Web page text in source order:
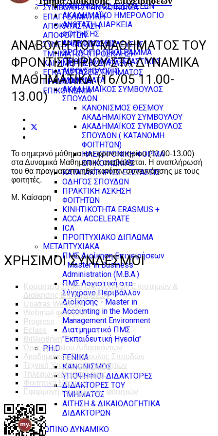
ΣΥΜΒΟΛΗ ΣΤΗΝ ΚΟΙΝΩΝΙΑ
ΕΠΑΓΓΕΛΜΑΤΙΚΗ
ΑΠΟΚΑΤΑΣΤΑΣΗ
ΑΠΟΦΟΙΤΩΝ
ΣΥΝΕΔΡΙΑΣΕΙΣ ΣΥΝΕΛΕΥΣΗΣ
ΤΜΗΜΑΤΟΣ (ΠΡΟΣΚΛΗΣΗ
ΚΑΙ ΗΜΕΡΗΣΙΑ ΔΙΑΤΑΞΗ)
ΕΓΚΑΤΑΣΤΑΣΕΙΣ ΤΜΗΜΑΤΟΣ
ΓΡΑΜΜΑΤΕΙΑ -
ΕΠΙΚΟΙΝΩΝΙΑ
ΚΑΝΟΝΙΣΜΟΣ ΕΞΕΤΑΣΕΩΝ
ΑΚΑΔΗΜΑΪΚΟ ΗΜΕΡΟΛΟΓΙΟ
ΑΝΩΤΑΤΗ ΔΙΑΡΚΕΙΑ
ΦΟΙΤΗΣΗΣ
ΑΝΑΚΟΙΝΩΣΕΙΣ
ΩΡΟΛΟΓΙΟ ΠΡΟΓΡΑΜΜΑ
ΠΡΟΓΡΑΜΜΑ ΕΞΕΤΑΣΤΙΚΗΣ
ΑΙΘΟΥΣΙΟΛΟΓΙΟ
ΜΑΘΗΜΑΤΑ
ΑΚΑΔΗΜΑΪΚΟΣ ΣΥΜΒΟΥΛΟΣ
ΣΠΟΥΔΩΝ
ΚΑΝΟΝΙΣΜΟΣ ΘΕΣΜΟΥ
ΑΚΑΔΗΜΑΪΚΟΥ ΣΥΜΒΟΥΛΟΥ
ΑΚΑΔΗΜΑΪΚΟΣ ΣΥΜΒΟΥΛΟΣ
ΣΠΟΥΔΩΝ ( ΚΑΤΑΝΟΜΗ
ΦΟΙΤΗΤΩΝ)
ΗΛΕΚΤΡΟΝΙΚΗ ΦΟΡΜΑ
ΕΠΙΚΟΙΝΩΝΙΑΣ
ΚΑΤΑΤΑΚΤΗΡΙΕΣ ΕΞΕΤΑΣΕΙΣ
ΟΔΗΓΟΣ ΣΠΟΥΔΩΝ
ΠΡΑΚΤΙΚΗ ΑΣΚΗΣΗ
ΦΟΙΤΗΤΩΝ
ΚΙΝΗΤΙΚΟΤΗΤΑ ERASMUS +
ACCA ACCELERATE
ICA
ΠΡΟΠΤΥΧΙΑΚΟ ΔΙΠΛΩΜΑ
ΜΕΤΑΠΤΥΧΙΑΚΑ
ΠΜΣ Διοίκηση Επιχειρήσεων
- Master in Business
Administration (M.B.A.)
ΠΜΣ Λογιστική στο
Σύγχρονο Περιβάλλον
Διοίκησης - Master in
Accounting in the Modern
Management Environment
Διατμηματικό ΠΜΣ
"Εκπαιδευτική Ηγεσία"
PH.D
ΓΕΝΙΚΑ
ΚΑΝΟΝΙΣΜΟΣ
ΥΠΟΨΗΦΙΟΙ ΔΙΔΑΚΤΟΡΕΣ
ΔΙΔΑΚΤΟΡΕΣ ΤΟΥ
ΤΜΗΜΑΤΟΣ
ΑΙΤΗΣΗ & ΔΙΚΑΙΟΛΟΓΗΤΙΚΑ
ΔΙΔΑΚΤΟΡΩΝ
ΑΝΘΡΩΠΙΝΟ ΔΥΝΑΜΙΚΟ
ΑΝΑΒΟΛΉ ΤΟΥ ΜΑΘΉΜΑΤΟΣ ΤΟΥ
ΦΡΟΝΤΙΣΤΗΡΊΟΥ ΣΤΑ ΔΥΝΑΜΙΚΆ
ΜΑΘΗΜΑΤΙΚΆ (16/05 11.00-
13.00)
Το σημερινό μάθημα του φροντιστηρίου (11.00-13.00)
στα Δυναμικά Μαθηματικά αναβάλλεται. Η αναπλήρωσή
του θα πραγματοποιηθεί κατόπιν συνεννόησης με τους
φοιτητές.
Μ. Καίσαρη
ΧΡΗΣΙΜΟΙ ΣΥΝΔΕΣΜΟΙ
Κοσμητεία Σχολή Οικονομικών Επιστημών &
Διοίκησης Επιχειρήσεων
Upatras Webmail
Webmail φοιτητών
Progress
Eclass
Βιβλιοθήκη
Ώρες γραφείου Διδασκόντων
Ακαδημαϊκός Σύμβουλος Σπουδών
Τεχνική Υποστήριξη Φοιτητών
Τηλεφωνικός κατάλογος
Φοιτητική Μέριμνα
Εφαρμογή ενημέρωσης φοιτητών